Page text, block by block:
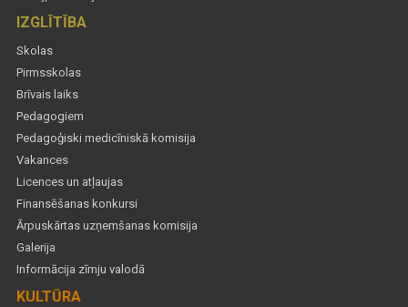
IZGLĪTĪBA
Skolas
Pirmsskolas
Brīvais laiks
Pedagogiem
Pedagoģiski medicīniskā komisija
Vakances
Licences un atļaujas
Finansēšanas konkursi
Ārpuskārtas uzņemšanas komisija
Galerija
Informācija zīmju valodā
KULTŪRA